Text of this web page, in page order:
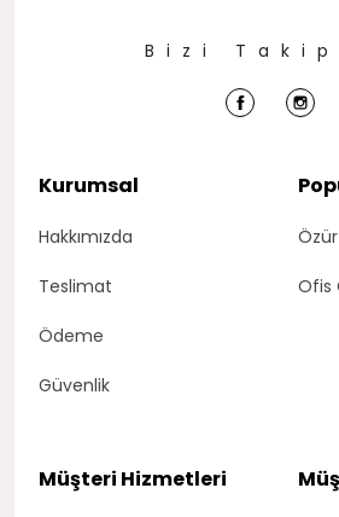
Kurumsal
Hakkımızda
Teslimat
Ödeme
Güvenlik
Ofis
Bizi Takip
Müşteri Hizmetleri